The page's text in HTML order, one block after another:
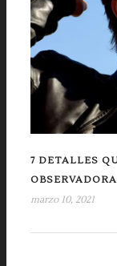
7 DETALLES
OBSERVADORA
marzo 10, 2021